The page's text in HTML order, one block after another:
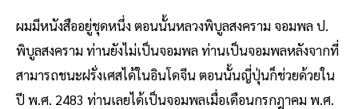
ผมมีหนังสืออยู่ชุดหนึ่ง ตอนนั้นหลวงพิบูลสงคราม จอมพล ป.
พิบูลสงคราม ท่านยังไม่เป็นจอมพล ท่านเป็นจอมพลหลังจากที่
สามารถชนะฝรั่งเศสได้ในอินโดจีน ตอนนั้นญี่ปุ่นก็ช่วยด้วยใน
ปี พ.ศ. 2483 ท่านเลยได้เป็นจอมพลเมื่อเดือนกรกฎาคม พ.ศ.